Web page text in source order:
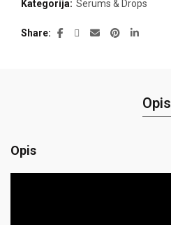
Kategorija: Serums & Drops
Share
Opis
Opis